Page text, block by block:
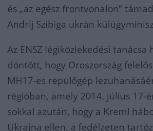
és „az egész frontvonalon”
Andrij Szibiga ukrán
Az ENSZ légiközlekedési tanácsa
döntött, hogy Oroszország
MH17-es repülőgép
régióban, amely 2014. július 17-
sokkal azután, hogy a Kreml
Ukrajna ellen, a fedélzeten